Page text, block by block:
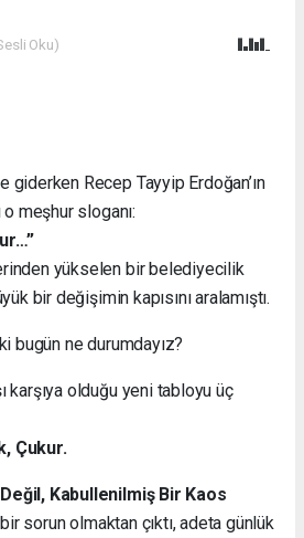
Oku)
Recep Tayyip Erdoğan’ın
meşhur sloganı:
yükselen bir belediyecilik
bir değişimin kapısını aralamıştı.
bugün ne durumdayız?
karşıya olduğu yeni tabloyu üç
Çukur.
Kabullenilmiş Bir Kaos
sorun olmaktan çıktı, adeta günlük